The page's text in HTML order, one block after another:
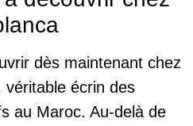
dès maintenant chez
véritable écrin des
au Maroc. Au-delà de